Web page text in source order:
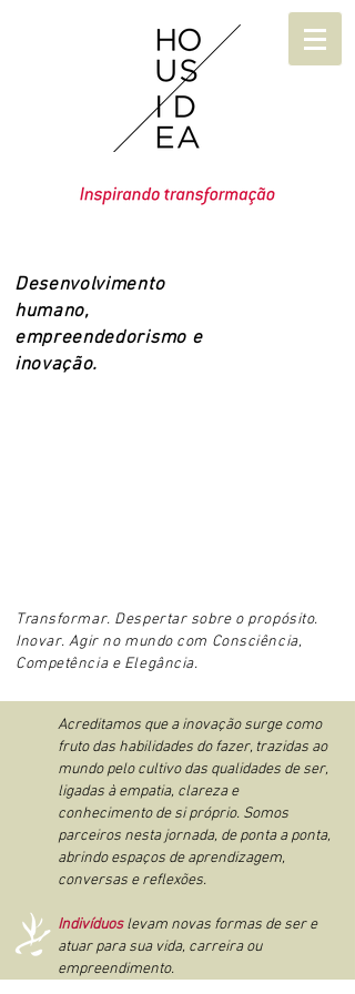
Desenvolvimento
humano,
empreendedorismo e
inovação.
Transformar. Despertar sobre o propósito.
Inovar.Agir no mundo com Consciência,
Competência e Elegância.
Acreditamos que a inovação surge como
fruto das habilidades do fazer, trazidas ao
mundo pelo cultivo das qualidades de ser,
ligadas à empatia, clareza e
conhecimento de si próprio. Somos
parceiros nesta jornada, de ponta a ponta,
abrindo espaços de aprendizagem,
conversas e reflexões.
Indivíduoslevam novas formas de ser e
atuar para sua vida, carreira ou
empreendimento.